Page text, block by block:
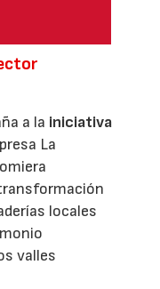
a la iniciativa
La
locales
valles